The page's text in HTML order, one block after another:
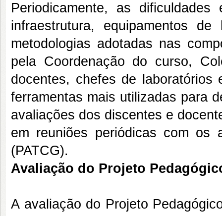
Periodicamente, as
infraestrutura, equipamentos
metodologias adotadas nas
pela Coordenação do curso,
docentes, chefes de
ferramentas mais utilizadas para
avaliações dos discentes e
em reuniões periódicas com
(PATCG).
Avaliação do Projeto
A avaliação do Projeto